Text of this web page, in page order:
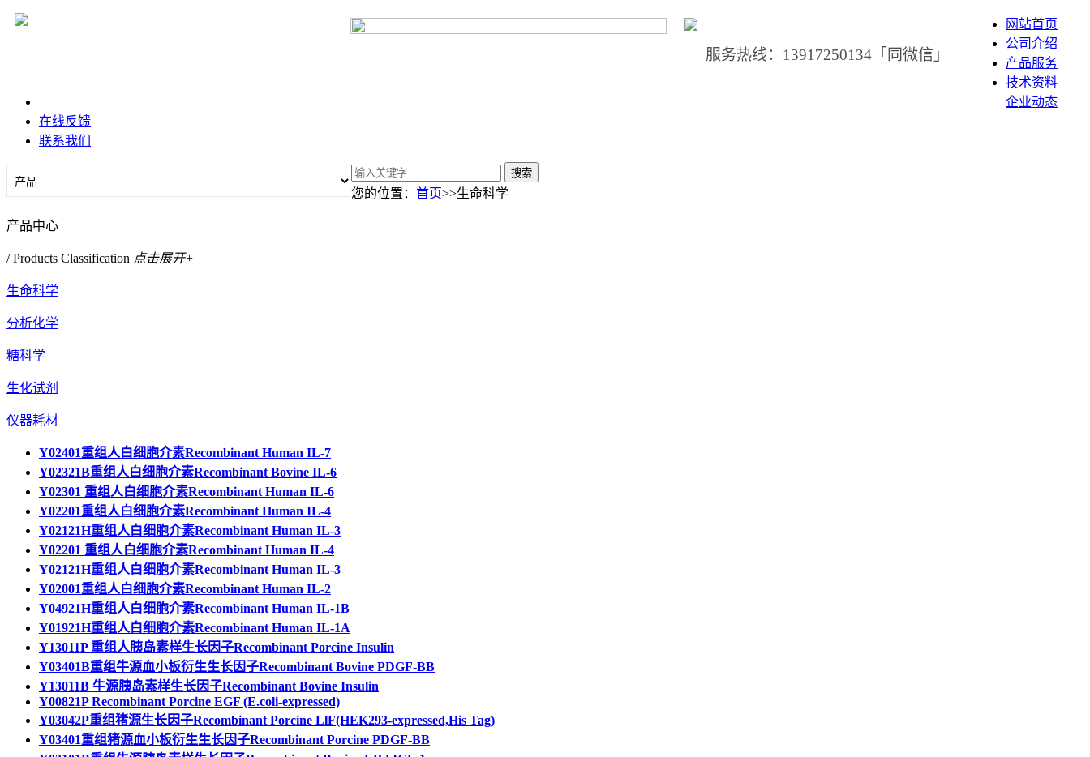
服务热线：13917250134「同微信」
网站首页
公司介绍
产品服务
技术资料
企业动态
在线反馈
联系我们
您的位置： 首页>>生命科学
产品中心
/ Products Classification 点击展开+
生命科学
分析化学
糖科学
生化试剂
仪器耗材
Y02401重组人白细胞介素Recombinant Human IL-7
Y02321B重组人白细胞介素Recombinant Bovine IL-6
Y02301 重组人白细胞介素Recombinant Human IL-6
Y02201重组人白细胞介素Recombinant Human IL-4
Y02121H重组人白细胞介素Recombinant Human IL-3
Y02201 重组人白细胞介素Recombinant Human IL-4
Y02121H重组人白细胞介素Recombinant Human IL-3
Y02001重组人白细胞介素Recombinant Human IL-2
Y04921H重组人白细胞介素Recombinant Human IL-1B
Y01921H重组人白细胞介素Recombinant Human IL-1A
Y13011P 重组人胰岛素样生长因子Recombinant Porcine Insulin
Y03401B重组牛源血小板衍生生长因子Recombinant Bovine PDGF-BB
Y13011B 牛源胰岛素样生长因子Recombinant Bovine Insulin
Y00821P Recombinant Porcine EGF (E.coli-expressed)
Y03042P重组猪源生长因子Recombinant Porcine LlF(HEK293-expressed,His Tag)
Y03401重组猪源血小板衍生生长因子Recombinant Porcine PDGF-BB